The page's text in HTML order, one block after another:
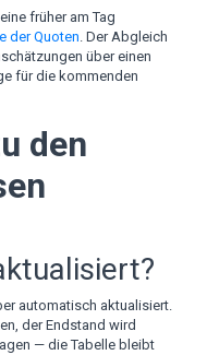
früher am Tag
der Quoten. Der Abgleich
über einen
für die kommenden
den
automatisch aktualisiert.
der Endstand wird
— die Tabelle bleibt